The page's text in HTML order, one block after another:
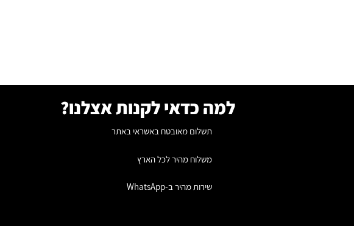
למה כדאי לקנות אצלנו?
תשלום מאובטח באשראי באתר
משלוח מהיר לכל הארץ
שירות מהיר ב-WhatsApp